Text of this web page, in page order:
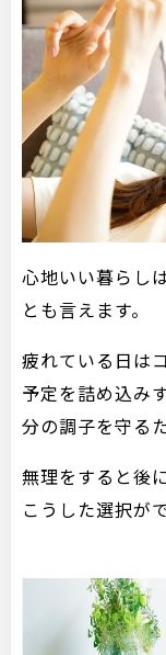
心地いい暮らし
とも言えます。
疲れている日は
予定を詰め込み
分の調子を守る
無理をすると後
こうした選択が